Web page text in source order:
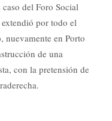
del Foro Social
por todo el
nuevamente en Porto
de una
con la pretensión de